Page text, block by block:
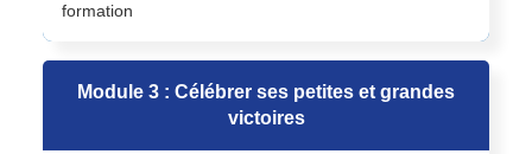
formation
Module 3 : Célébrer ses petites et grandes
victoires